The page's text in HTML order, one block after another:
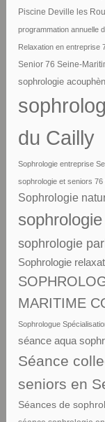
Piscine Deville les
programmation annuelle
Relaxation en entreprise
Senior 76 Seine-
sophrologie
du Cailly
Sophrologie entreprise
sophrologie et seniors
Sophrologie
sophrologie
Sophrologie
MARITIME
Sophrologue
séance aqua
Séance
seniors en
Séances de